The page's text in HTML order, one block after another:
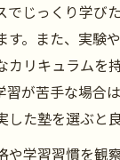
でじっくり学び
す。また、実験
カリキュラムを
習が苦手な場合
た塾を選ぶと
や学習習慣を観